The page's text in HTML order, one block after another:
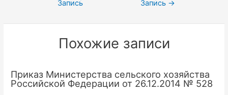
записям
Запись Запись →
Похожие записи
Приказ Министерства сельского хозяйства
Российской Федерации от 26.12.2014 № 528